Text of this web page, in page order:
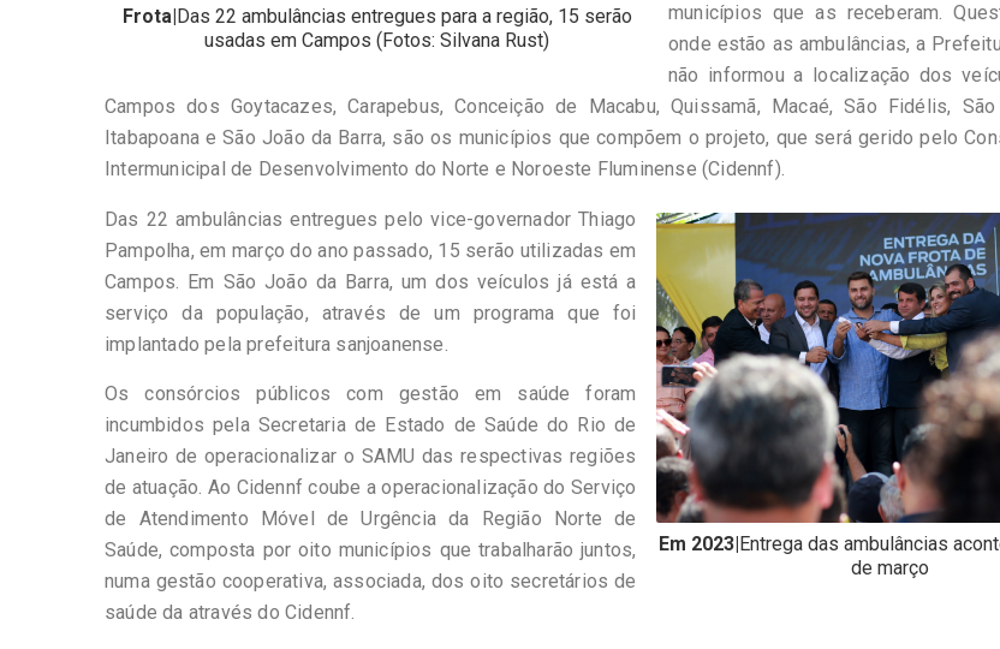
Frota|Das 22 ambulâncias entregues para a região, 15 serão
usadas em Campos (Fotos: Silvana Rust)
municípios que as receberam.
onde estão as ambulâncias, a
não informou a localização dos
Campos dos Goytacazes, Carapebus, Conceição de Macabu, Quissamã, Macaé, São Fidélis,
Itabapoana e São João da Barra, são os municípios que compõem o projeto, que será gerido pelo
Intermunicipal de Desenvolvimento do Norte e Noroeste Fluminense (Cidennf).
Em 2023|Entrega das ambulâncias
de março
Das 22 ambulâncias entregues pelo vice-governador Thiago
Pampolha, em março do ano passado, 15 serão utilizadas em
Campos. Em São João da Barra, um dos veículos já está a
serviço da população, através de um programa que foi
implantado pela prefeitura sanjoanense.
Os consórcios públicos com gestão em saúde foram
incumbidos pela Secretaria de Estado de Saúde do Rio de
Janeiro de operacionalizar o SAMU das respectivas regiões
de atuação. Ao Cidennf coube a operacionalização do Serviço
de Atendimento Móvel de Urgência da Região Norte de
Saúde, composta por oito municípios que trabalharão juntos,
numa gestão cooperativa, associada, dos oito secretários de
saúde da através do Cidennf.